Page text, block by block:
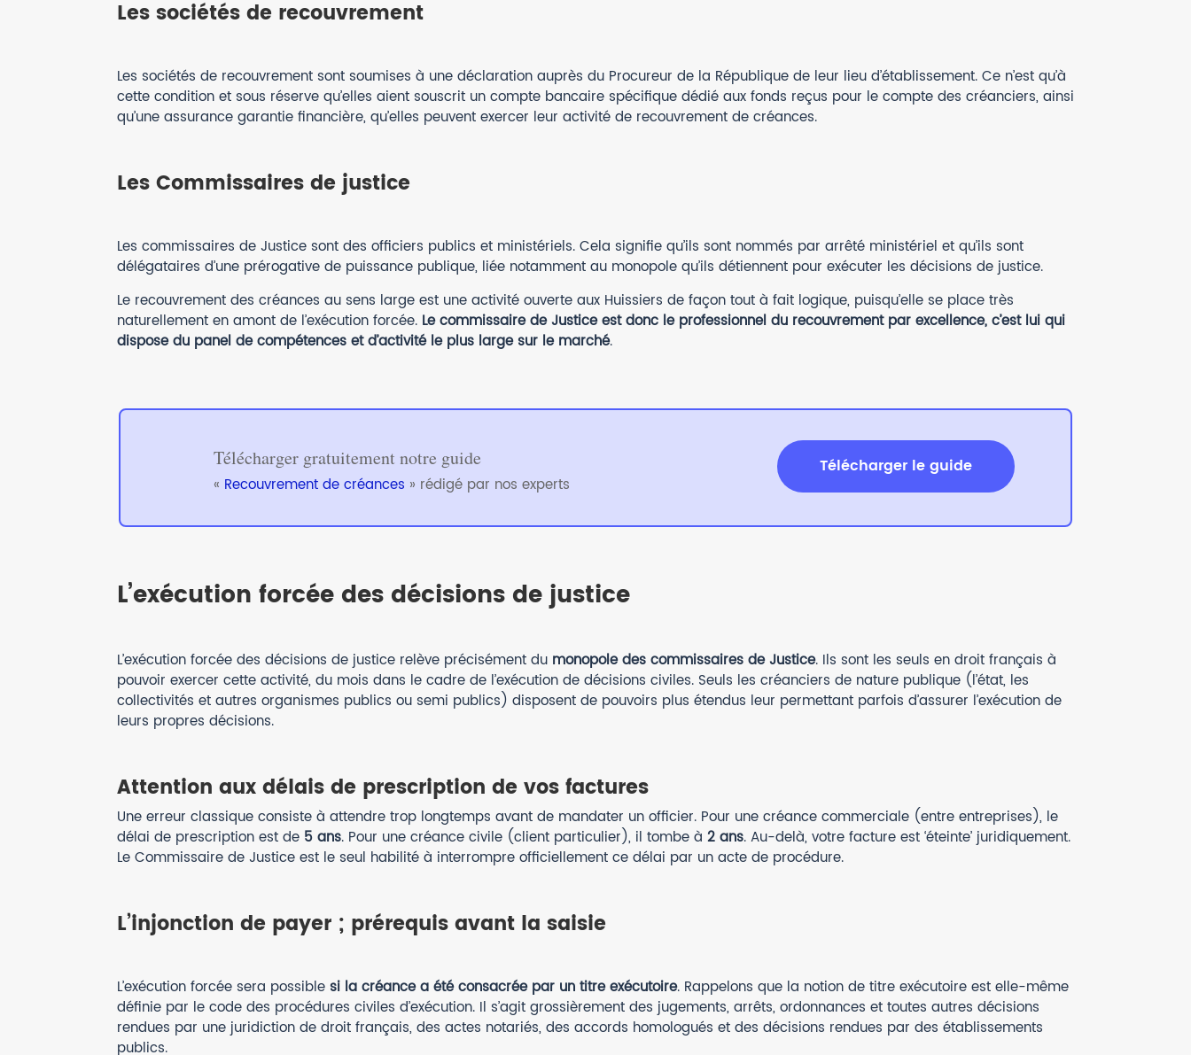
Les sociétés de recouvrement
Les sociétés de recouvrement sont soumises à une déclaration auprès du Procureur de la République de leur lieu d’établissement. Ce n’est qu’à
cette condition et sous réserve qu’elles aient souscrit un compte bancaire spécifique dédié aux fonds reçus pour le compte des créanciers, ainsi
qu’une assurance garantie financière, qu’elles peuvent exercer leur activité de recouvrement de créances.
Les Commissaires de justice
Les commissaires de Justice sont des officiers publics et ministériels. Cela signifie qu’ils sont nommés par arrêté ministériel et qu’ils sont
délégataires d’une prérogative de puissance publique, liée notamment au monopole qu’ils détiennent pour exécuter les décisions de justice.
Le recouvrement des créances au sens large est une activité ouverte aux Huissiers de façon tout à fait logique, puisqu’elle se place très
naturellement en amont de l’exécution forcée. Le commissaire de Justice est donc le professionnel du recouvrement par excellence, c’est lui qui
dispose du panel de compétences et d’activité le plus large sur le marché.
Télécharger gratuitement notre guide
« Recouvrement de créances » rédigé par nos experts
Télécharger le guide
L’exécution forcée des décisions de justice
L’exécution forcée des décisions de justice relève précisément du monopole des commissaires de Justice. Ils sont les seuls en droit français à
pouvoir exercer cette activité, du mois dans le cadre de l’exécution de décisions civiles. Seuls les créanciers de nature publique (l’état, les
collectivités et autres organismes publics ou semi publics) disposent de pouvoirs plus étendus leur permettant parfois d’assurer l’exécution de
leurs propres décisions.
Attention aux délais de prescription de vos factures
Une erreur classique consiste à attendre trop longtemps avant de mandater un officier. Pour une créance commerciale (entre entreprises), le
délai de prescription est de 5 ans. Pour une créance civile (client particulier), il tombe à 2 ans. Au-delà, votre facture est ‘éteinte’ juridiquement.
Le Commissaire de Justice est le seul habilité à interrompre officiellement ce délai par un acte de procédure.
L’injonction de payer ; prérequis avant la saisie
L’exécution forcée sera possible si la créance a été consacrée par un titre exécutoire. Rappelons que la notion de titre exécutoire est elle-même
définie par le code des procédures civiles d’exécution. Il s’agit grossièrement des jugements, arrêts, ordonnances et toutes autres décisions
rendues par une juridiction de droit français, des actes notariés, des accords homologués et des décisions rendues par des établissements
publics.